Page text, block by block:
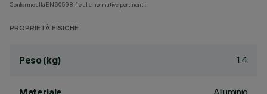
Conforme alla EN60598-1 e alle normative pertinenti.
PROPRIETÀ FISICHE
Peso (kg) 1.4
Alluminio